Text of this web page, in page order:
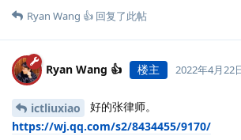
Ryan Wang 👍 回复了此帖
Ryan Wang 👍 楼主 2022年4月22
ictliuxiao
好的张律师。
https://wj.qq.com/s2/8434455/9170/